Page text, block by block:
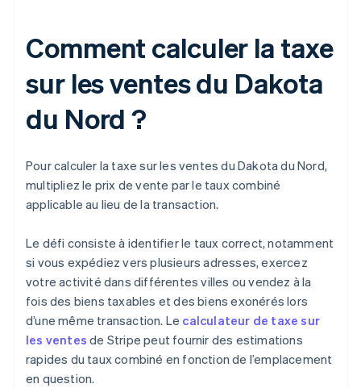
Comment calculer la taxe
sur les ventes du Dakota
du Nord ?
Pour calculer la taxe sur les ventes du Dakota du Nord,
multipliez le prix de vente par le taux combiné
applicable au lieu de la transaction.
Le défi consiste à identifier le taux correct, notamment
si vous expédiez vers plusieurs adresses, exercez
votre activité dans différentes villes ou vendez à la
fois des biens taxables et des biens exonérés lors
d’une même transaction. Le calculateur de taxe sur
les ventes de Stripe peut fournir des estimations
rapides du taux combiné en fonction de l’emplacement
en question.